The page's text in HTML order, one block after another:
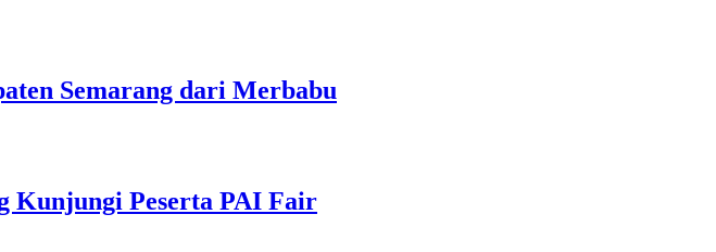
Semarang dari Merbabu
Kunjungi Peserta PAI Fair